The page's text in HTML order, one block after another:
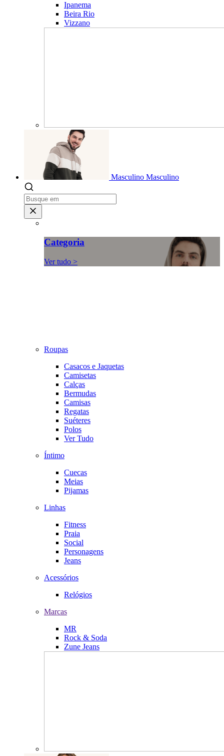
Ipanema
Beira Rio
Vizzano
Masculino Masculino
Categoria
Ver tudo >
Roupas
Casacos e Jaquetas
Camisetas
Calças
Bermudas
Camisas
Regatas
Suéteres
Polos
Ver Tudo
Íntimo
Cuecas
Meias
Pijamas
Linhas
Fitness
Praia
Social
Personagens
Jeans
Acessórios
Relógios
Marcas
MR
Rock & Soda
Zune Jeans